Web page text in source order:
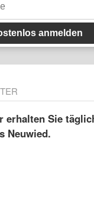
anmelden
erhalten Sie
Neuwied.